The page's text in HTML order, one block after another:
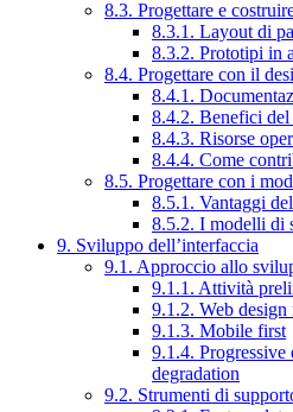
8.3. Progettare e
8.3.1. Layout di
8.3.2. Prototipi in
8.4. Progettare con il
8.4.1.
8.4.2. Benefici del
8.4.3. Risorse
8.4.4. Come
8.5. Progettare con i
8.5.1. Vantaggi
8.5.2. I modelli di
9. Sviluppo dell’interfaccia
9.1. Approccio allo
9.1.1. Attività
9.1.2. Web design
9.1.3. Mobile first
9.1.4. Progressive
degradation
9.2. Strumenti di